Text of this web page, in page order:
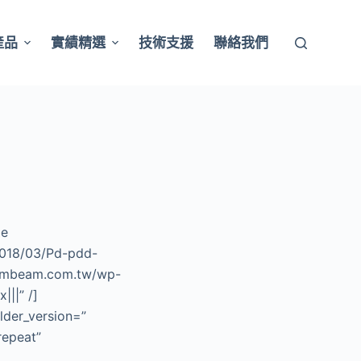
品 實績精選 技術支援 聯絡我們
03/Pd-pdd-
wp-
/]